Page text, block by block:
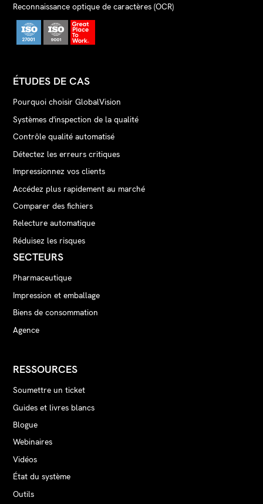
Reconnaissance optique de caractères (OCR)
ÉTUDES DE CAS
Pourquoi choisir GlobalVision
Systèmes d'inspection de la qualité
Contrôle qualité automatisé
Détectez les erreurs critiques
Impressionnez vos clients
Accédez plus rapidement au marché
Comparer des fichiers
Relecture automatique
Réduisez les risques
SECTEURS
Pharmaceutique
Impression et emballage
Biens de consommation
Agence
RESSOURCES
Soumettre un ticket
Guides et livres blancs
Blogue
Webinaires
Vidéos
État du système
Outils